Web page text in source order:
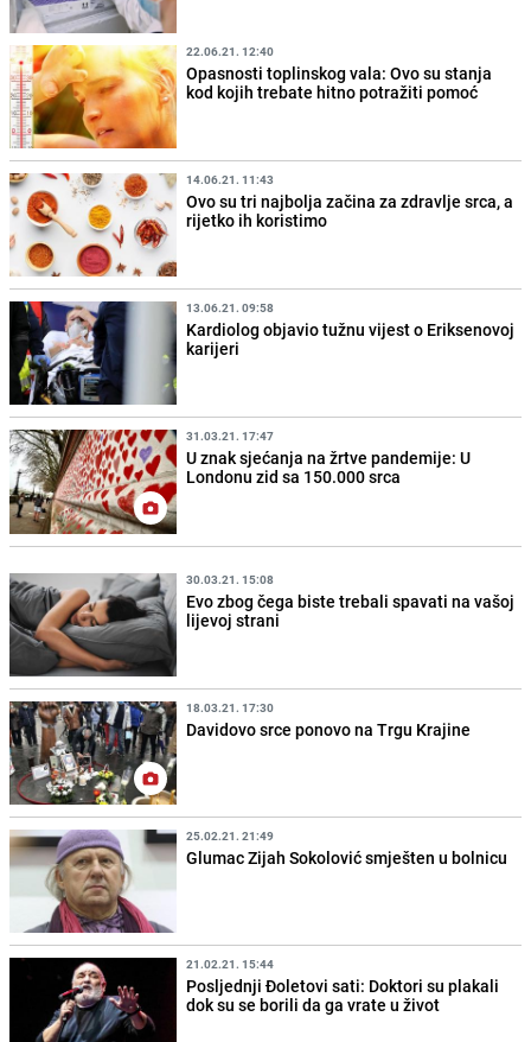
22.06.21. 12:40
Opasnosti toplinskog vala: Ovo su stanja
kod kojih trebate hitno potražiti pomoć
14.06.21. 11:43
Ovo su tri najbolja začina za zdravlje srca, a
rijetko ih koristimo
13.06.21. 09:58
Kardiolog objavio tužnu vijest o Eriksenovoj
karijeri
31.03.21. 17:47
U znak sjećanja na žrtve pandemije: U
Londonu zid sa 150.000 srca
30.03.21. 15:08
Evo zbog čega biste trebali spavati na vašoj
lijevoj strani
18.03.21. 17:30
Davidovo srce ponovo na Trgu Krajine
25.02.21. 21:49
Glumac Zijah Sokolović smješten u bolnicu
21.02.21. 15:44
Posljednji Đoletovi sati: Doktori su plakali
dok su se borili da ga vrate u život